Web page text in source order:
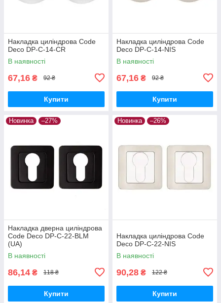
Накладка циліндрова Code
Deco DP-C-14-CR
В наявності
67,16 ₴ 92 ₴
Купити
Накладка циліндрова Code
Deco DP-C-14-NIS
В наявності
67,16 ₴ 92 ₴
Купити
Новинка –27%
Накладка дверна циліндрова
Code Deco DP-C-22-BLM
(UA)
В наявності
86,14 ₴ 118 ₴
Купити
Новинка –26%
Накладка циліндрова Code
Deco DP-C-22-NIS
В наявності
90,28 ₴ 122 ₴
Купити